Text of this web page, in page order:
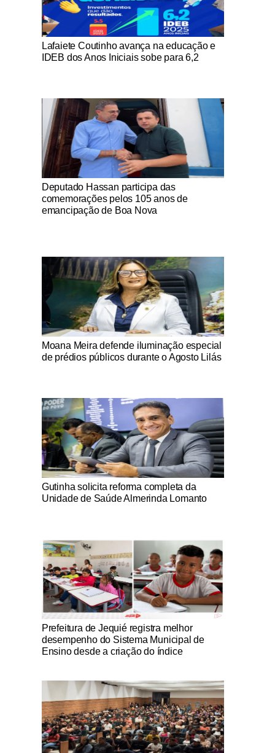
Notícias Católicas
Lafaiete Coutinho avança na educação e
IDEB dos Anos Iniciais sobe para 6,2
Notícias Católicas
Deputado Hassan participa das
comemorações pelos 105 anos de
emancipação de Boa Nova
Notícias Católicas
Moana Meira defende iluminação especial
de prédios públicos durante o Agosto Lilás
Notícias Católicas
Gutinha solicita reforma completa da
Unidade de Saúde Almerinda Lomanto
Notícias Católicas
Prefeitura de Jequié registra melhor
desempenho do Sistema Municipal de
Ensino desde a criação do índice